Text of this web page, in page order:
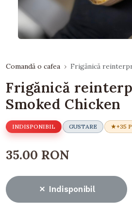
Comandă o cafea Frigănică
Frigănică
Smoked Chicken
INDISPONIBIL GUSTARE +35
35.00 RON
Indisponibil